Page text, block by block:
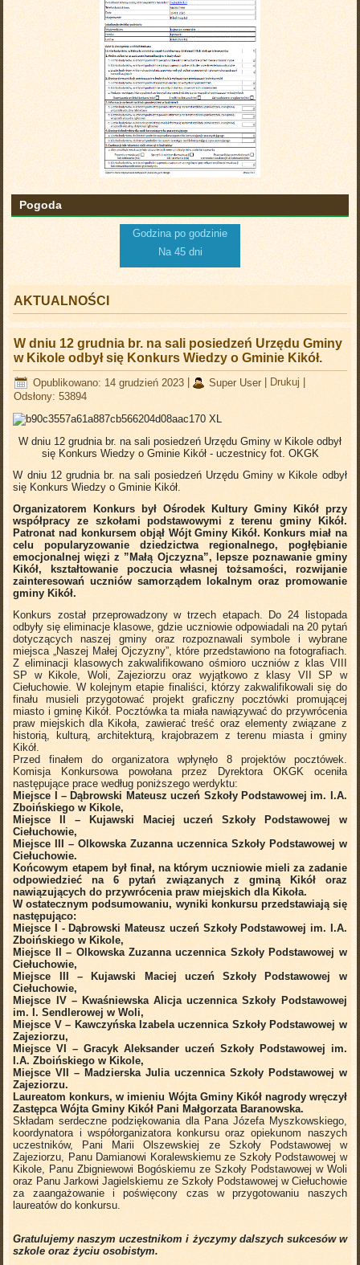
Pogoda
Godzina po godzinie
Na 45 dni
AKTUALNOŚCI
W dniu 12 grudnia br. na sali posiedzeń Urzędu Gminy
w Kikole odbył się Konkurs Wiedzy o Gminie Kikół.
Opublikowano: 14 grudzień 2023 Super User Drukuj
Odsłony: 53894
W dniu 12 grudnia br. na sali posiedzeń Urzędu Gminy w Kikole odbył
się Konkurs Wiedzy o Gminie Kikół - uczestnicy fot. OKGK
W dniu 12 grudnia br. na sali posiedzeń Urzędu Gminy w Kikole odbył
się Konkurs Wiedzy o Gminie Kikół.
Organizatorem Konkurs był Ośrodek Kultury Gminy Kikół przy
współpracy ze szkołami podstawowymi z terenu gminy Kikół.
Patronat nad konkursem objął Wójt Gminy Kikół. Konkurs miał na
celu popularyzowanie dziedzictwa regionalnego, pogłębianie
emocjonalnej więzi z ”Małą Ojczyzna”, lepsze poznawanie gminy
Kikół, kształtowanie poczucia własnej tożsamości, rozwijanie
zainteresowań uczniów samorządem lokalnym oraz promowanie
gminy Kikół.
Konkurs został przeprowadzony w trzech etapach. Do 24 listopada
odbyły się eliminacje klasowe, gdzie uczniowie odpowiadali na 20 pytań
dotyczących naszej gminy oraz rozpoznawali symbole i wybrane
miejsca „Naszej Małej Ojczyzny”, które przedstawiono na fotografiach.
Z eliminacji klasowych zakwalifikowano ośmioro uczniów z klas VIII
SP w Kikole, Woli, Zajeziorzu oraz wyjątkowo z klasy VII SP w
Ciełuchowie. W kolejnym etapie finaliści, którzy zakwalifikowali się do
finału musieli przygotować projekt graficzny pocztówki promującej
miasto i gminę Kikół. Pocztówka ta miała nawiązywać do przywrócenia
praw miejskich dla Kikoła, zawierać treść oraz elementy związane z
historią, kulturą, architekturą, krajobrazem z terenu miasta i gminy
Kikół.
Przed finałem do organizatora wpłynęło 8 projektów pocztówek.
Komisja Konkursowa powołana przez Dyrektora OKGK oceniła
następujące prace według poniższego werdyktu:
Miejsce I – Dąbrowski Mateusz uczeń Szkoły Podstawowej im. I.A.
Zboińskiego w Kikole,
Miejsce II – Kujawski Maciej uczeń Szkoły Podstawowej w
Ciełuchowie,
Miejsce III – Olkowska Zuzanna uczennica Szkoły Podstawowej w
Ciełuchowie.
Końcowym etapem był finał, na którym uczniowie mieli za zadanie
odpowiedzieć na 6 pytań związanych z gminą Kikół oraz
nawiązujących do przywrócenia praw miejskich dla Kikoła.
W ostatecznym podsumowaniu, wyniki konkursu przedstawiają się
następująco:
Miejsce I - Dąbrowski Mateusz uczeń Szkoły Podstawowej im. I.A.
Zboińskiego w Kikole,
Miejsce II – Olkowska Zuzanna uczennica Szkoły Podstawowej w
Ciełuchowie,
Miejsce III – Kujawski Maciej uczeń Szkoły Podstawowej w
Ciełuchowie,
Miejsce IV – Kwaśniewska Alicja uczennica Szkoły Podstawowej
im. I. Sendlerowej w Woli,
Miejsce V – Kawczyńska Izabela uczennica Szkoły Podstawowej w
Zajeziorzu,
Miejsce VI – Gracyk Aleksander uczeń Szkoły Podstawowej im.
I.A. Zboińskiego w Kikole,
Miejsce VII – Madzierska Julia uczennica Szkoły Podstawowej w
Zajeziorzu.
Laureatom konkurs, w imieniu Wójta Gminy Kikół nagrody wręczył
Zastępca Wójta Gminy Kikół Pani Małgorzata Baranowska.
Składam serdeczne podziękowania dla Pana Józefa Myszkowskiego,
koordynatora i współorganizatora konkursu oraz opiekunom naszych
uczestników, Pani Marii Olszewskiej ze Szkoły Podstawowej w
Zajeziorzu, Panu Damianowi Koralewskiemu ze Szkoły Podstawowej w
Kikole, Panu Zbigniewowi Bogóskiemu ze Szkoły Podstawowej w Woli
oraz Panu Jarkowi Jagielskiemu ze Szkoły Podstawowej w Ciełuchowie
za zaangażowanie i poświęcony czas w przygotowaniu naszych
laureatów do konkursu.
Gratulujemy naszym uczestnikom i życzymy dalszych sukcesów w
szkole oraz życiu osobistym.